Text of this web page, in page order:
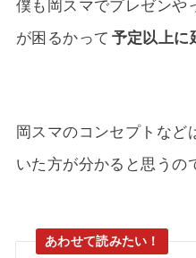
僕も岡スマでプレゼンや
が困るかって 予定以上に
岡スマのコンセプトなど
いた方が分かると思うの